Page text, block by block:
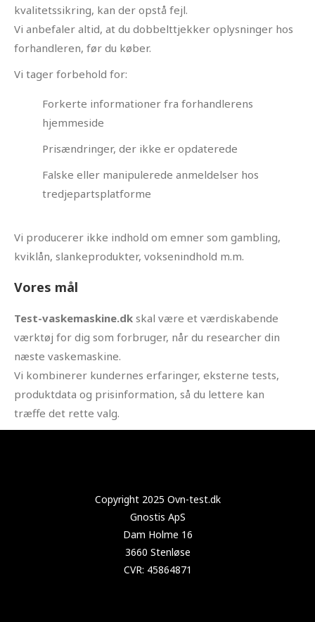
kvalitetssikring, kan der opstå fejl.
Vi anbefaler altid, at du dobbelttjekker oplysninger hos
forhandleren, før du køber.
Vi tager forbehold for:
Forkerte informationer fra forhandlerens
hjemmeside
Prisændringer, der ikke er opdaterede
Falske eller manipulerede anmeldelser hos
tredjepartsplatforme
Vi producerer ikke indhold om emner som gambling,
kviklån, slankeprodukter, voksenindhold m.m.
Vores mål
Test-vaskemaskine.dk skal være et værdiskabende
værktøj for dig som forbruger, når du researcher din
næste vaskemaskine.
Vi kombinerer kundernes erfaringer, eksterne tests,
produktdata og prisinformation, så du lettere kan
træffe det rette valg.